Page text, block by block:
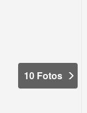
10 Fotos